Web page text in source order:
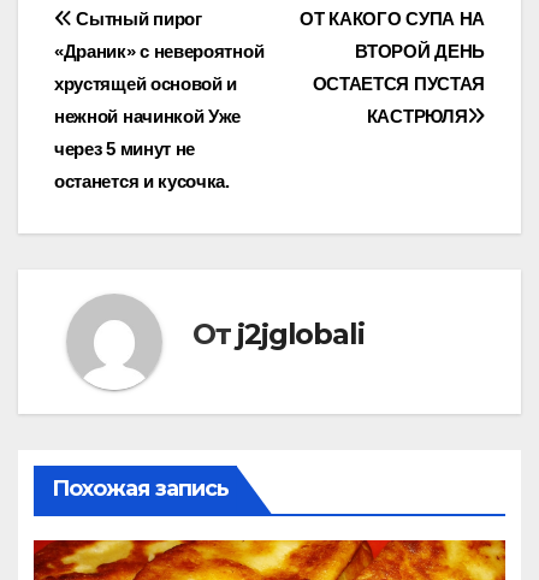
Навигация
по
записям
ОТ КАКОГО СУПА НА
ВТОРОЙ ДЕНЬ
ОСТАЕТСЯ ПУСТАЯ
КАСТРЮЛЯ
Сытный пирог
«Драник» с невероятной
хрустящей основой и
нежной начинкой Уже
через 5 минут не
останется и кусочка.
От j2jglobali
Похожая запись